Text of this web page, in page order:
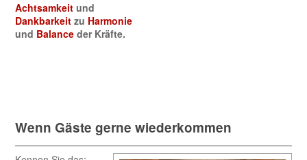
Achtsamkeit und
Dankbarkeit zu Harmonie
und Balance der Kräfte.
Wenn Gäste gerne wiederkommen